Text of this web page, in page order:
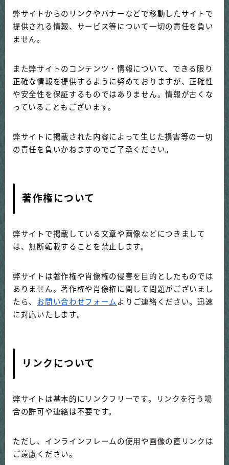
弊サイトからのリンクやバナーなどで移動したサイトで
提供される情報、サービス等について一切の責任を負い
ません。
また弊サイトのコンテンツ・情報について、できる限り
正確な情報を提供するように努めておりますが、正確性
や安全性を保証するものではありません。情報が古くな
っていることもございます。
弊サイトに掲載された内容によって生じた損害等の一切
の責任を負いかねますのでご了承ください。
著作権について
弊サイトで掲載している文章や画像などにつきまして
は、無断転載することを禁止します。
弊サイトは著作権や肖像権の侵害を目的としたものでは
ありません。著作権や肖像権に関して問題がございまし
たら、 お問い合わせフォーム よりご連絡ください。迅速
に対応いたします。
リンクについて
弊サイトは基本的にリンクフリーです。リンクを行う場
合の許可や連絡は不要です。
ただし、インラインフレームの使用や画像の直リンクは
ご遠慮ください。